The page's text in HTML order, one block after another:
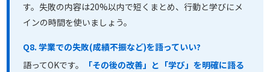
す。失敗の内容は20%以内で短くまとめ、行動と学びにメ
インの時間を使いましょう。
Q8. 学業での失敗(成績不振など)を語っていい?
語ってOKです。
「その後の改善」と「学び」を明確に語る